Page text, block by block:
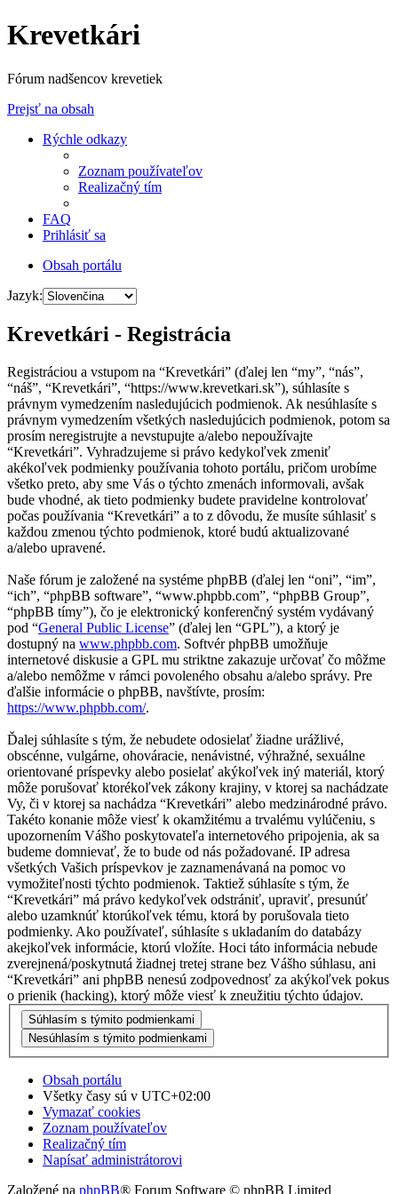
Krevetkári
Fórum nadšencov krevetiek
Prejsť na obsah
Rýchle odkazy
Zoznam používateľov
Realizačný tím
FAQ
Prihlásiť sa
Obsah portálu
Jazyk:
Krevetkári - Registrácia
Registráciou a vstupom na “Krevetkári” (ďalej len “my”, “nás”,
“náš”, “Krevetkári”, “https://www.krevetkari.sk”), súhlasíte s
právnym vymedzením nasledujúcich podmienok. Ak nesúhlasíte s
právnym vymedzením všetkých nasledujúcich podmienok, potom sa
prosím neregistrujte a nevstupujte a/alebo nepoužívajte
“Krevetkári”. Vyhradzujeme si právo kedykoľvek zmeniť
akékoľvek podmienky používania tohoto portálu, pričom urobíme
všetko preto, aby sme Vás o týchto zmenách informovali, avšak
bude vhodné, ak tieto podmienky budete pravidelne kontrolovať
počas používania “Krevetkári” a to z dôvodu, že musíte súhlasiť s
každou zmenou týchto podmienok, ktoré budú aktualizované
a/alebo upravené.
Naše fórum je založené na systéme phpBB (ďalej len “oni”, “im”,
“ich”, “phpBB software”, “www.phpbb.com”, “phpBB Group”,
“phpBB tímy”), čo je elektronický konferenčný systém vydávaný
pod “General Public License” (ďalej len “GPL”), a ktorý je
dostupný na www.phpbb.com. Softvér phpBB umožňuje
internetové diskusie a GPL mu striktne zakazuje určovať čo môžme
a/alebo nemôžme v rámci povoleného obsahu a/alebo správy. Pre
ďalšie informácie o phpBB, navštívte, prosím:
https://www.phpbb.com/.
Ďalej súhlasíte s tým, že nebudete odosielať žiadne urážlivé,
obscénne, vulgárne, ohováracie, nenávistné, výhražné, sexuálne
orientované príspevky alebo posielať akýkoľvek iný materiál, ktorý
môže porušovať ktorékoľvek zákony krajiny, v ktorej sa nachádzate
Vy, či v ktorej sa nachádza “Krevetkári” alebo medzinárodné právo.
Takéto konanie môže viesť k okamžitému a trvalému vylúčeniu, s
upozornením Vášho poskytovateľa internetového pripojenia, ak sa
budeme domnievať, že to bude od nás požadované. IP adresa
všetkých Vašich príspevkov je zaznamenávaná na pomoc vo
vymožiteľnosti týchto podmienok. Taktiež súhlasíte s tým, že
“Krevetkári” má právo kedykoľvek odstrániť, upraviť, presunúť
alebo uzamknúť ktorúkoľvek tému, ktorá by porušovala tieto
podmienky. Ako používateľ, súhlasíte s ukladaním do databázy
akejkoľvek informácie, ktorú vložíte. Hoci táto informácia nebude
zverejnená/poskytnutá žiadnej tretej strane bez Vášho súhlasu, ani
“Krevetkári” ani phpBB nenesú zodpovednosť za akýkoľvek pokus
o prienik (hacking), ktorý môže viesť k zneužitiu týchto údajov.
Obsah portálu
Všetky časy sú v UTC+02:00
Vymazať cookies
Zoznam používateľov
Realizačný tím
Napísať administrátorovi
Založené na phpBB® Forum Software © phpBB Limited